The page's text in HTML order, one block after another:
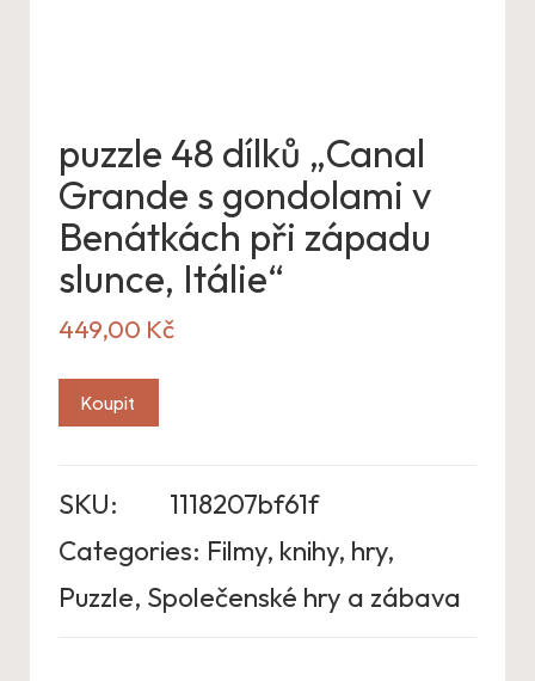
puzzle 48 dílků „Canal
Grande s gondolami v
Benátkách při západu
slunce, Itálie“
449,00 Kč
Koupit
SKU:
1118207bf61f
Categories: Filmy, knihy, hry,
Puzzle, Společenské hry a zábava